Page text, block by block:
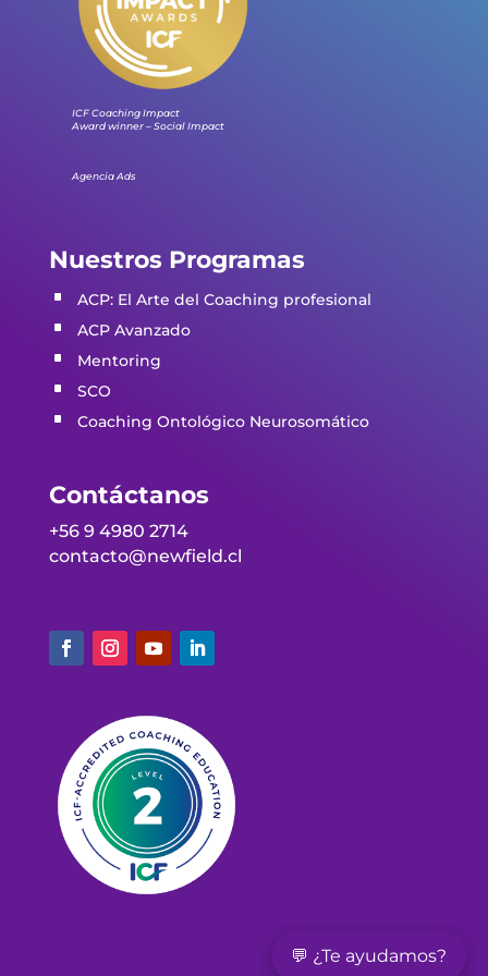
ICF Coaching Impact
Award winner – Social Impact
Agencia Ads
Nuestros Programas
ACP: El Arte del Coaching profesional
ACP Avanzado
Mentoring
SCO
Coaching Ontológico Neurosomático
Contáctanos
+56 9 4980 2714
contacto@newfield.cl
💬 ¿Te ayudamos?